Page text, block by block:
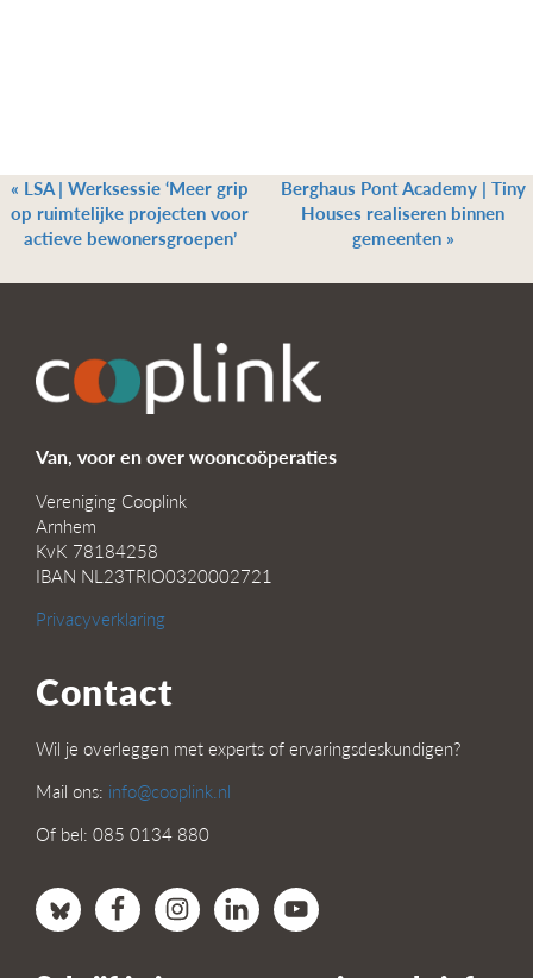
« LSA | Werksessie ‘Meer grip
op ruimtelijke projecten voor
actieve bewonersgroepen’
Berghaus Pont Academy | Tiny
Houses realiseren binnen
gemeenten »
Van, voor en over wooncoöperaties
Vereniging Cooplink
Arnhem
KvK 78184258
IBAN NL23TRIO0320002721
Privacyverklaring
Contact
Wil je overleggen met experts of ervaringsdeskundigen?
Mail ons: info@cooplink.nl
Of bel: 085 0134 880